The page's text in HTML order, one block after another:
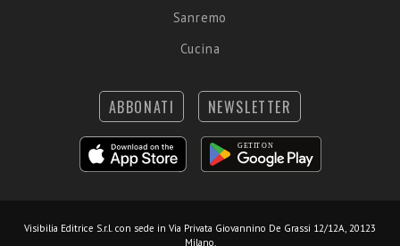
Sanremo
Cucina
ABBONATI NEWSLETTER
Visibilia Editrice S.r.l. con sede in Via Privata Giovannino De Grassi 12/12A, 20123
Milano.